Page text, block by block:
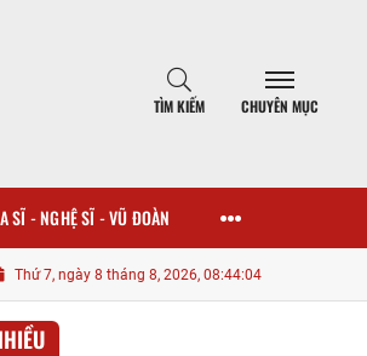
TÌM KIẾM CHUYÊN MỤC
SĨ - NGHỆ SĨ - VŨ ĐOÀN
Lễ kỷ niệm tròn 01 năm thành lập Hội
Thứ 7, ngày 8 tháng 8, 2026, 08:44:06